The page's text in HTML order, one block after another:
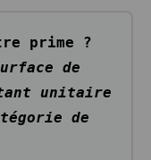
prime ?
de
unitaire
de